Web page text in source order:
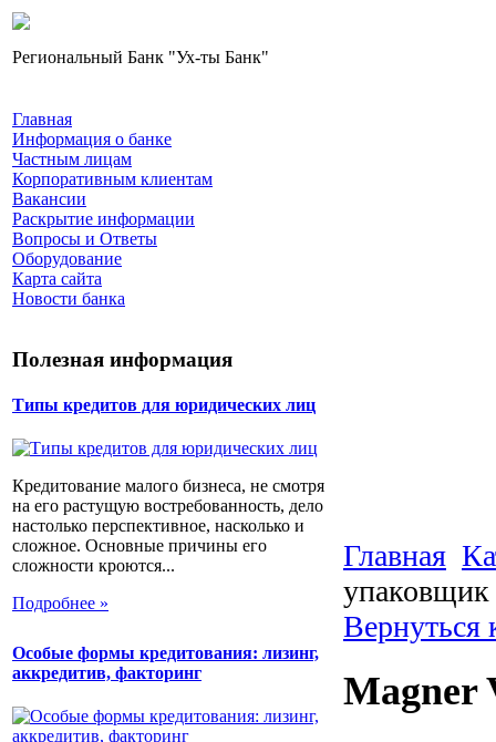
Региональный Банк "Ух-ты Банк"
Главная
Информация о банке
Частным лицам
Корпоративным клиентам
Вакансии
Раскрытие информации
Вопросы и Ответы
Оборудование
Карта сайта
Новости банка
Полезная информация
Типы кредитов для юридических лиц
Кредитование малого бизнеса, не смотря
на его растущую востребованность, дело
настолько перспективное, насколько и
сложное. Основные причины его
сложности кроются...
Подробнее »
Особые формы кредитования: лизинг,
аккредитив, факторинг
Главная
упаковщик
Вернуться
Magner